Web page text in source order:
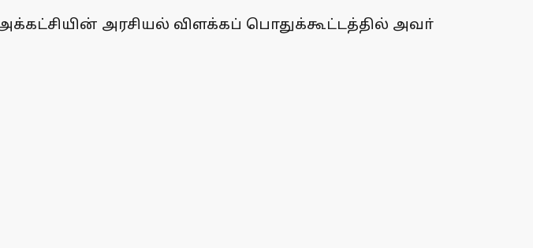
அரசியல் விளக்கப் பொதுக்கூட்டத்தில் அவா்